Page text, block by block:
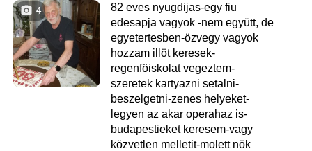
4
82 eves nyugdijas-egy fiu
edesapja vagyok -nem együtt, de
egyetertesben-özvegy vagyok
hozzam illöt keresek-
regenföiskolat vegeztem-
szeretek kartyazni setalni-
beszelgetni-zenes helyeket-
legyen az akar operahaz is-
budapestieket keresem-vagy
közvetlen melletit-molett nök